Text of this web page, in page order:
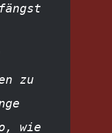
zu
wie